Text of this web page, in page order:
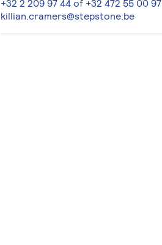
+32 2 209 97 44 of +32 472 55 00 97
killian.cramers@stepstone.be